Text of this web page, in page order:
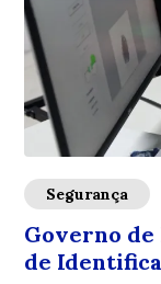
Segurança
Governo
de